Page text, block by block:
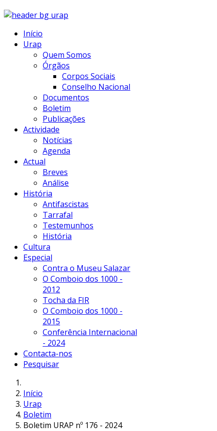
Início
Urap
Quem Somos
Órgãos
Corpos Sociais
Conselho Nacional
Documentos
Boletim
Publicações
Actividade
Notícias
Agenda
Actual
Breves
Análise
História
Antifascistas
Tarrafal
Testemunhos
História
Cultura
Especial
Contra o Museu Salazar
O Comboio dos 1000 -
2012
Tocha da FIR
O Comboio dos 1000 -
2015
Conferência Internacional
- 2024
Contacta-nos
Pesquisar
Início
Urap
Boletim
Boletim URAP nº 176 - 2024